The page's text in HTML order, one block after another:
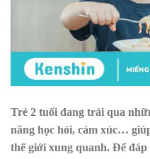
Trẻ 2 tuổi đang trải qua
năng học hỏi, cảm xúc…
thế giới xung quanh. Để